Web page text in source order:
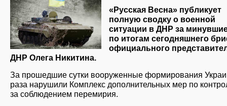
«Русская Весна» публикует
полную сводку о военной
ситуации в ДНР за
по итогам сегодняшнего
официального
ДНР Олега Никитина.
За прошедшие сутки вооруженные формирования
раза нарушили Комплекс дополнительных мер по
за соблюдением перемирия.